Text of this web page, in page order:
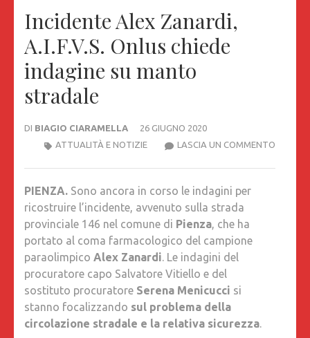
Incidente Alex Zanardi,
A.I.F.V.S. Onlus chiede
indagine su manto
stradale
DI BIAGIO CIARAMELLA
26 GIUGNO 2020
LASCIA UN COMMENTO
ATTUALITÀ E NOTIZIE
PIENZA. Sono ancora in corso le indagini per
ricostruire l’incidente, avvenuto sulla strada
provinciale 146 nel comune di Pienza, che ha
portato al coma farmacologico del campione
paraolimpico Alex Zanardi. Le indagini del
procuratore capo Salvatore Vitiello e del
sostituto procuratore Serena Menicucci si
stanno focalizzando sul problema della
circolazione stradale e la relativa sicurezza.